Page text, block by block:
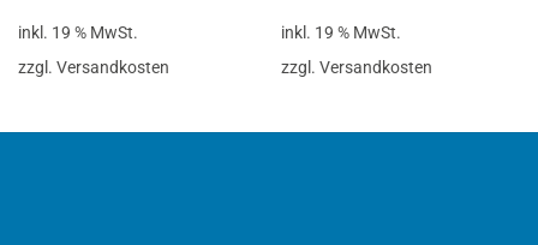
inkl. 19 % MwSt.
zzgl. Versandkosten
inkl. 19 % MwSt.
zzgl. Versandkosten